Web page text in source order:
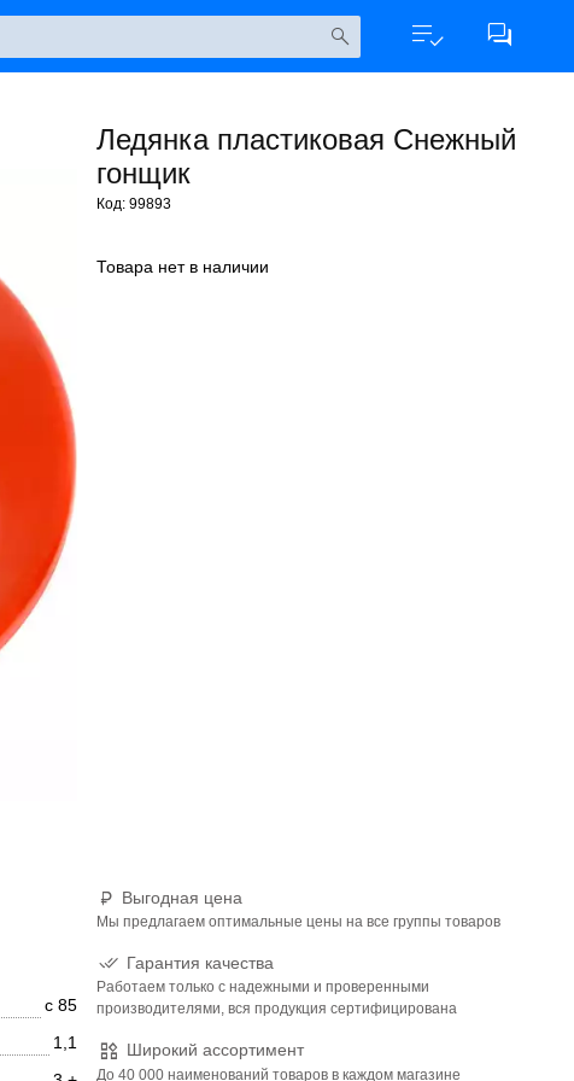
Ледянка пластиковая Снежный
гонщик
Код: 99893
Товара нет в наличии
Выгодная цена
Мы предлагаем оптимальные цены на все группы товаров
Гарантия качества
Работаем только с надежными и проверенными
производителями, вся продукция сертифицирована
Широкий ассортимент
До 40 000 наименований товаров в каждом магазине
с 85
1,1